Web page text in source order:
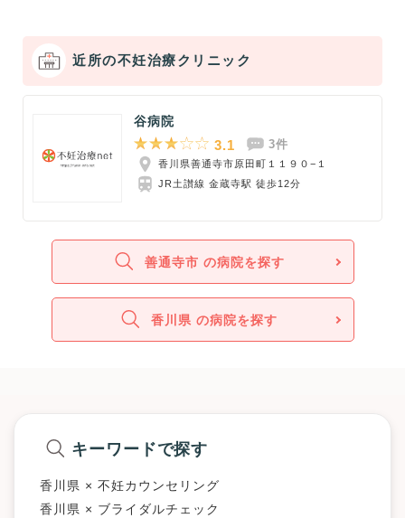
近所の不妊治療クリニック
谷病院
3.1 3件
香川県善通寺市原田町１１９０−１
JR土讃線 金蔵寺駅 徒歩12分
善通寺市 の病院を探す
香川県 の病院を探す
キーワードで探す
香川県 × 不妊カウンセリング
香川県 × ブライダルチェック